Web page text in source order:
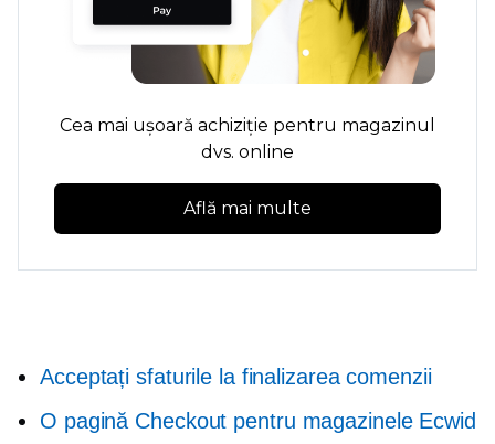
Cea mai ușoară achiziție pentru magazinul
dvs. online
Află mai multe
Acceptați sfaturile la finalizarea comenzii
O pagină Checkout pentru magazinele Ecwid